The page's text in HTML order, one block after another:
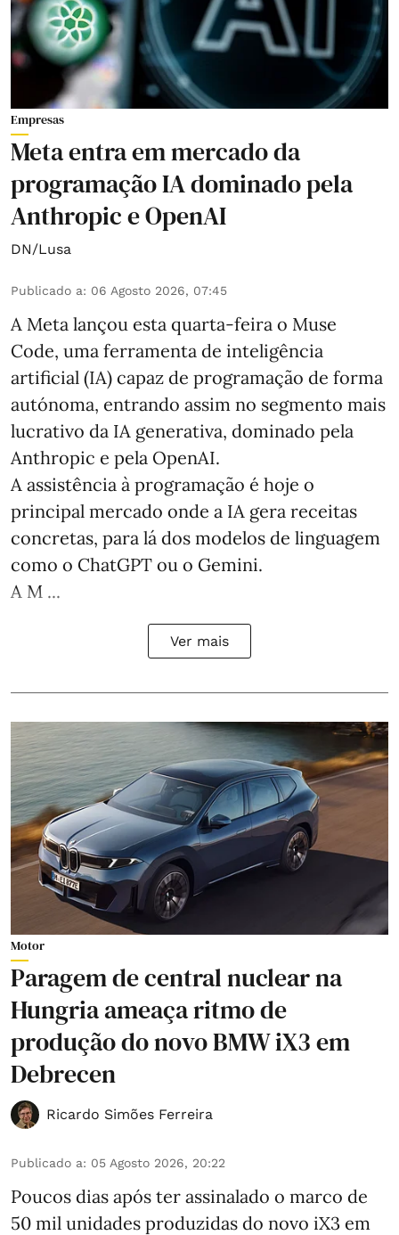
Empresas
Meta entra em mercado da
programação IA dominado pela
Anthropic e OpenAI
DN/Lusa
Publicado a: 06 Agosto 2026, 07:45
A Meta lançou esta quarta-feira o Muse
Code, uma ferramenta de inteligência
artificial (IA) capaz de programação de forma
autónoma, entrando assim no segmento mais
lucrativo da IA generativa, dominado pela
Anthropic e pela OpenAI.
A assistência à programação é hoje o
principal mercado onde a IA gera receitas
concretas, para lá dos modelos de linguagem
como o ChatGPT ou o Gemini.
A M ...
Ver mais
Motor
Paragem de central nuclear na
Hungria ameaça ritmo de
produção do novo BMW iX3 em
Debrecen
Ricardo Simões Ferreira
Publicado a: 05 Agosto 2026, 20:22
Poucos dias após ter assinalado o marco de
50 mil unidades produzidas do novo iX3 em